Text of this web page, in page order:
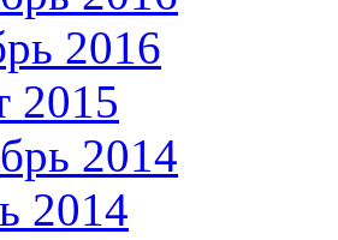
2016
2015
2014
2014